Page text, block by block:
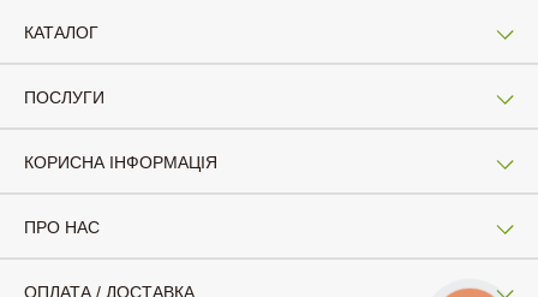
КАТАЛОГ
ПОСЛУГИ
КОРИСНА ІНФОРМАЦІЯ
ПРО НАС
ОПЛАТА / ДОСТАВКА